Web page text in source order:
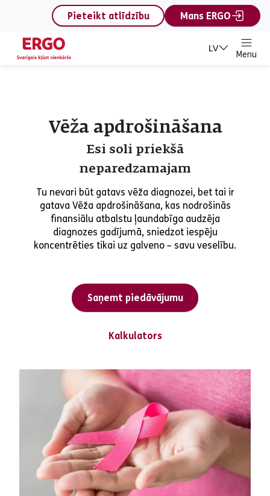
content
Pieteikt atlīdzību
Mans ERGO
LV
Menu
Vēža apdrošināšana
Esi soli priekšā
neparedzamajam
Tu nevari būt gatavs vēža diagnozei, bet tai ir
gatava Vēža apdrošināšana, kas nodrošinās
finansiālu atbalstu ļaundabīga audzēja
diagnozes gadījumā, sniedzot iespēju
koncentrēties tikai uz galveno – savu veselību.
Saņemt piedāvājumu
Kalkulators